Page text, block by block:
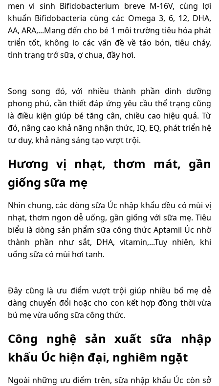
men vi sinh Bifidobacterium breve M-16V, cùng lợi
khuẩn Bifidobacteria cùng các Omega 3, 6, 12, DHA,
AA, ARA,...Mang đến cho bé 1 môi trường tiêu hóa phát
triển tốt, không lo các vấn đề về táo bón, tiêu chảy,
tình trạng trớ sữa, ợ chua, đầy hơi.
Song song đó, với nhiều thành phần dinh dưỡng
phong phú, cần thiết đáp ứng yêu cầu thể trạng cũng
là điều kiện giúp bé tăng cân, chiều cao hiệu quả. Từ
đó, nâng cao khả năng nhận thức, IQ, EQ, phát triển hệ
tư duy, khả năng sáng tạo vượt trội.
Hương vị nhạt, thơm mát, gần
giống sữa mẹ
Nhìn chung, các dòng sữa Úc nhập khẩu đều có mùi vị
nhạt, thơm ngon dễ uống, gần giống với sữa mẹ. Tiêu
biểu là dòng sản phẩm sữa công thức Aptamil Úc nhờ
thành phần như sắt, DHA, vitamin,...Tuy nhiên, khi
uống sữa có mùi hơi tanh.
Đây cũng là ưu điểm vượt trội giúp nhiều bố mẹ dễ
dàng chuyển đổi hoặc cho con kết hợp đồng thời vừa
bú mẹ vừa uống sữa công thức.
Công nghệ sản xuất sữa nhập
khẩu Úc hiện đại, nghiêm ngặt
Ngoài những ưu điểm trên, sữa nhập khẩu Úc còn sở